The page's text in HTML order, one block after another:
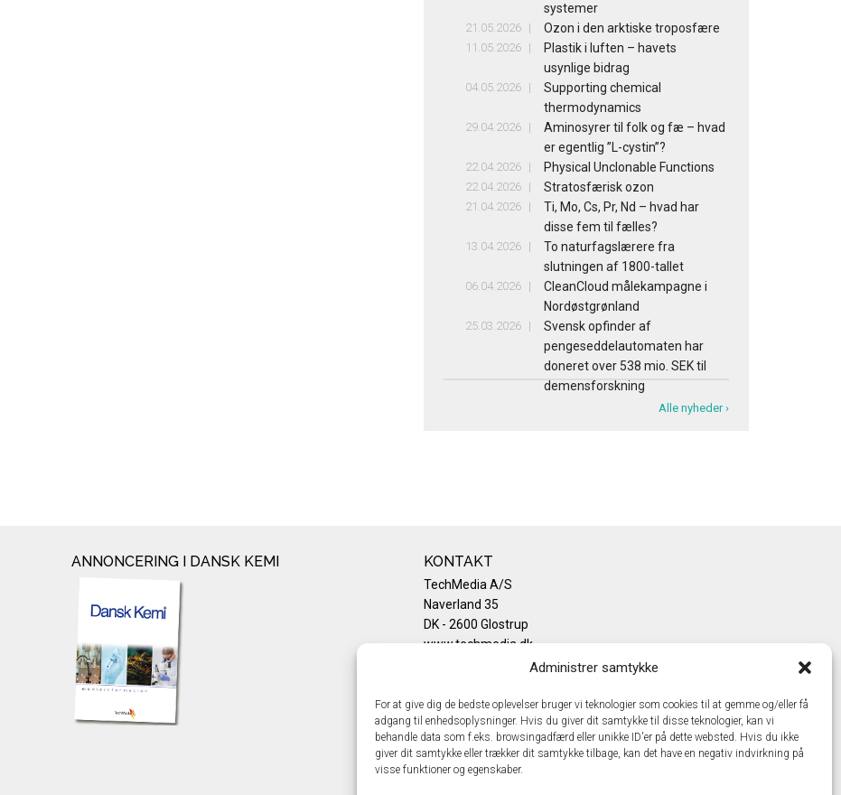
Administrer samtykke
For at give dig de bedste oplevelser bruger vi teknologier som cookies til at gemme og/eller få
adgang til enhedsoplysninger. Hvis du giver dit samtykke til disse teknologier, kan vi
behandle data som f.eks. browsingadfærd eller unikke ID'er på dette websted. Hvis du ikke
giver dit samtykke eller trækker dit samtykke tilbage, kan det have en negativ indvirkning på
visse funktioner og egenskaber.
systemer
21.05.2026 Ozon i den arktiske troposfære
11.05.2026
Plastik i luften – havets
usynlige bidrag
04.05.2026
Supporting chemical
thermodynamics
29.04.2026
Aminosyrer til folk og fæ – hvad
er egentlig ”L-cystin”?
22.04.2026 Physical Unclonable Functions
22.04.2026 Stratosfærisk ozon
21.04.2026
Ti, Mo, Cs, Pr, Nd – hvad har
disse fem til fælles?
13.04.2026
To naturfagslærere fra
slutningen af 1800-tallet
06.04.2026
CleanCloud målekampagne i
Nordøstgrønland
25.03.2026
Svensk opfinder af
pengeseddelautomaten har
doneret over 538 mio. SEK til
demensforskning
Alle nyheder ›
ANNONCERING I DANSK KEMI KONTAKT
TechMedia A/S
Naverland 35
DK - 2600 Glostrup
www.techmedia.dk
Telefon: +45 43 24 26 28
Privatlivspolitik
Cookiepolitik